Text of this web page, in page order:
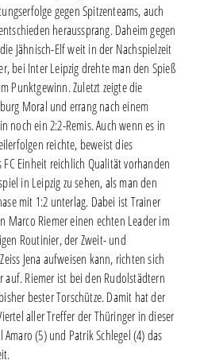
gegen Spitzenteams, auch
heraussprang. Daheim gegen
Jähnisch-Elf weit in der Nachspielzeit
bei Inter Leipzig drehte man den Spieß
Punktgewinn. Zuletzt zeigte die
Moral und errang nach einem
noch ein 2:2-Remis. Auch wenn es in
reichte, beweist dies
Einheit reichlich Qualität vorhanden
in Leipzig zu sehen, als man den
mit 1:2 unterlag. Dabei ist Trainer
Marco Riemer einen echten Leader im
Routinier, der Zweit- und
Jena aufweisen kann, richten sich
Riemer ist bei den Rudolstädtern
bester Torschütze. Damit hat der
aller Treffer der Thüringer in dieser
(5) und Patrik Schlegel (4) das